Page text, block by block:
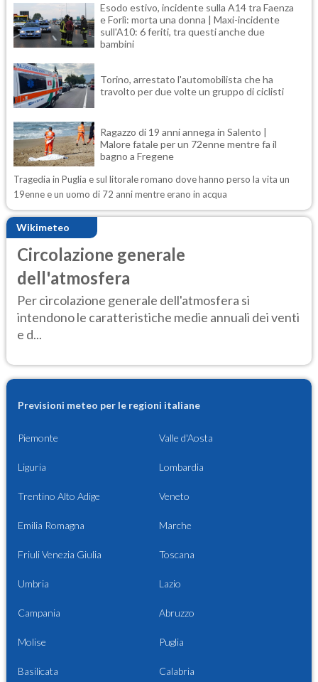
Esodo estivo, incidente sulla A14 tra Faenza
e Forlì: morta una donna | Maxi-incidente
sull'A10: 6 feriti, tra questi anche due
bambini
Torino, arrestato l'automobilista che ha
travolto per due volte un gruppo di ciclisti
Ragazzo di 19 anni annega in Salento |
Malore fatale per un 72enne mentre fa il
bagno a Fregene
Tragedia in Puglia e sul litorale romano dove hanno perso la vita un
19enne e un uomo di 72 anni mentre erano in acqua
Wikimeteo
Circolazione generale
dell'atmosfera
Per circolazione generale dell'atmosfera si
intendono le caratteristiche medie annuali dei venti
e d...
Previsioni meteo per le regioni italiane
Piemonte Valle d'Aosta
Liguria Lombardia
Trentino Alto Adige Veneto
Emilia Romagna Marche
Friuli Venezia Giulia Toscana
Umbria Lazio
Campania Abruzzo
Molise Puglia
Basilicata Calabria